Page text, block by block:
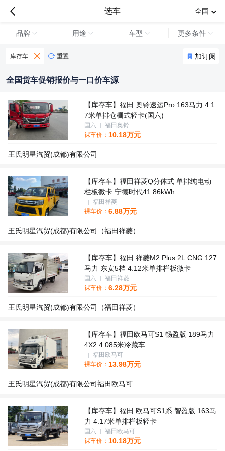
 选车 全国
品牌 用途 车型 更多条件
库存车  重置 加订阅
全国货车促销报价与一口价车源
【库存车】福田 奥铃速运Pro 163马力 4.1
7米单排仓栅式轻卡(国六)
国六
福田奥铃
裸车价： 10.18万元
王氏明星汽贸(成都)有限公司
【库存车】福田祥菱Q分体式 单排纯电动
栏板微卡 宁德时代41.86kWh
福田祥菱
裸车价： 6.88万元
王氏明星汽贸(成都)有限公司（福田祥菱）
【库存车】福田 祥菱M2 Plus 2L CNG 127
马力 东安5档 4.12米单排栏板微卡
国六
福田祥菱
裸车价： 6.28万元
王氏明星汽贸(成都)有限公司（福田祥菱）
【库存车】福田欧马可S1 畅盈版 189马力
4X2 4.085米冷藏车
福田欧马可
裸车价： 13.98万元
王氏明星汽贸(成都)有限公司福田欧马可
【库存车】福田 欧马可S1系 智盈版 163马
力 4.17米单排栏板轻卡
国六
福田欧马可
裸车价： 10.18万元